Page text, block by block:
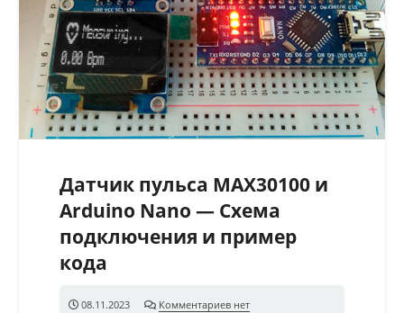
Датчик пульса MAX30100 и
Arduino Nano — Схема
подключения и пример
кода
08.11.2023 Комментариев нет